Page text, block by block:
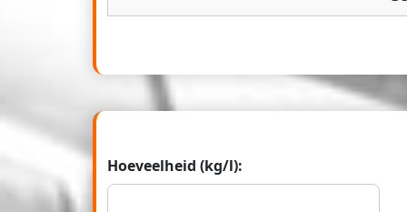
Hoeveelheid (kg/l):